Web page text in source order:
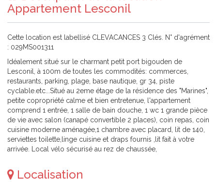
Appartement Lesconil
Cette location est labellisé CLEVACANCES 3 Clés. N° d'agrément
: 029MS001311
Idéalement situé sur le charmant petit port bigouden de
Lesconil, à 100m de toutes les commodités: commerces,
restaurants, parking, plage, base nautique, gr 34, piste
cyclable.etc...Situé au 2eme étage de la résidence des "Marines",
petite copropriété calme et bien entretenue, l'appartement
comprend 1 entrée, 1 salle de bain douche, 1 wc 1 grande pièce
de vie avec salon (canapé convertible 2 places), coin repas, coin
cuisine moderne aménagée,1 chambre avec placard, lit de 140,
serviettes toilette,linge cuisine et draps fournis ,lit fait à votre
arrivée. Local vélo sécurisé au rez de chaussée,
Localisation